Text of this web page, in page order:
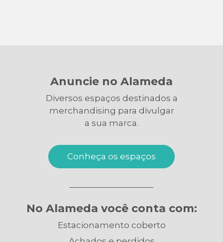
Anuncie no Alameda
Diversos espaços destinados a
merchandising para divulgar
a sua marca.
Conheça os espaços
No Alameda você conta com:
Estacionamento coberto